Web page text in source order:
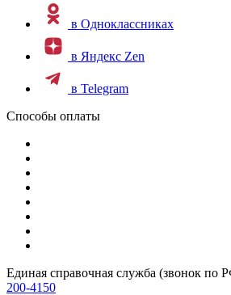
в Одноклассниках
в Яндекс Zen
в Telegram
Способы оплаты
Единая справочная служба (звонок по
200-4150